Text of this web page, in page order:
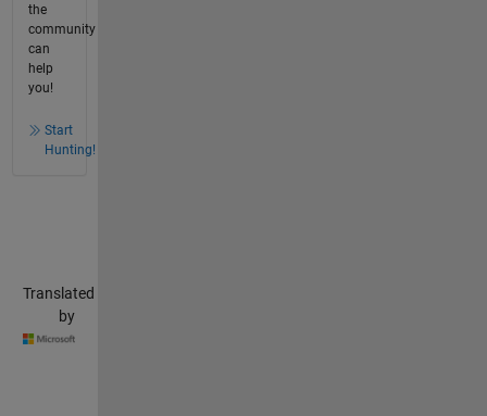
the
community
can
help
you!
Start
Hunting!
Translated
by